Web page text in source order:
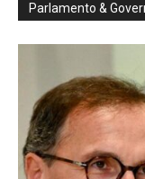
Parlamento &